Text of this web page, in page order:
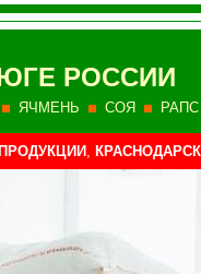
РОССИИ
ЯЧМЕНЬ СОЯ РАПС
,